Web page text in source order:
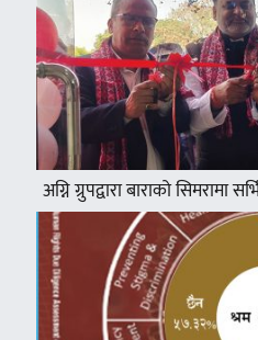
अग्नि ग्रुपद्वारा बाराको सिमरामा